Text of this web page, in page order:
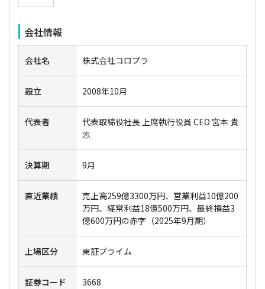
会社情報
会社名 株式会社コロプラ
設立 2008年10月
代表者
代表取締役社長 上席執行役員 CEO 宮本 貴
志
決算期 9月
直近業績
売上高259億3300万円、営業利益10億200
万円、経常利益18億500万円、最終損益3
億600万円の赤字（2025年9月期）
上場区分 東証プライム
証券コード 3668